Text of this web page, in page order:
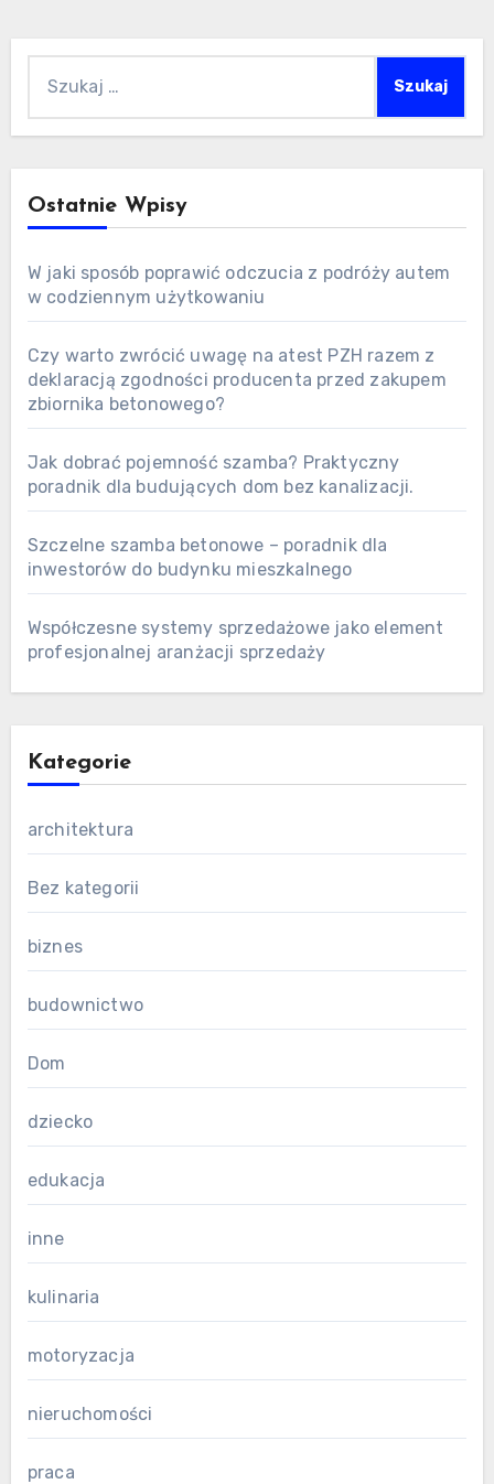
Ostatnie Wpisy
W jaki sposób poprawić odczucia z podróży autem
w codziennym użytkowaniu
Czy warto zwrócić uwagę na atest PZH razem z
deklaracją zgodności producenta przed zakupem
zbiornika betonowego?
Jak dobrać pojemność szamba? Praktyczny
poradnik dla budujących dom bez kanalizacji.
Szczelne szamba betonowe – poradnik dla
inwestorów do budynku mieszkalnego
Współczesne systemy sprzedażowe jako element
profesjonalnej aranżacji sprzedaży
Kategorie
architektura
Bez kategorii
biznes
budownictwo
Dom
dziecko
edukacja
inne
kulinaria
motoryzacja
nieruchomości
praca